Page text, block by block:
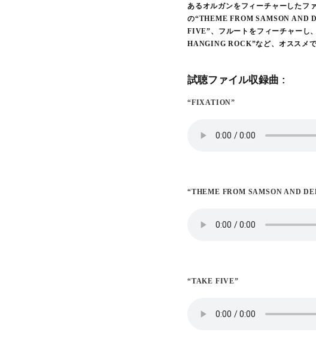
あるオルガンをフィーチャーしたフ
の“THEME FROM SAMSON AND
FIVE”、フルートをフィーチャーし
HANGING ROCK”など、オススメで
試聴ファイル収録曲 :
“FIXATION”
“THEME FROM SAMSON AND
“TAKE FIVE”